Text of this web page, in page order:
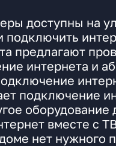
доступны на
подключить
предлагают
интернета и
подключение
оборудование
вместе с
нет нужного